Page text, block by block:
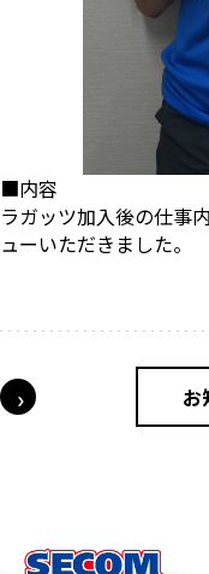
■内容
ラガッツ加入後の仕事
ューいただきました。
投稿ナビゲーション
お